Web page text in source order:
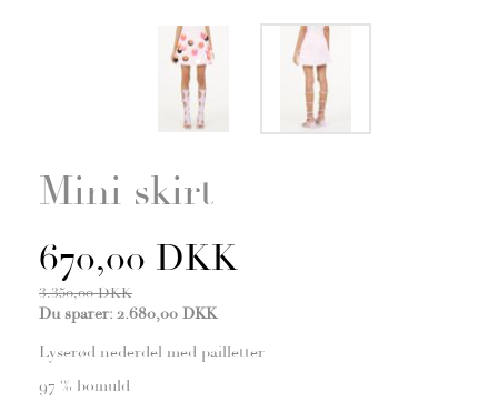
Mini skirt
670,00 DKK
3.350,00 DKK
Du sparer: 2.680,00 DKK
Lyserød nederdel med pailletter
97 % bomuld